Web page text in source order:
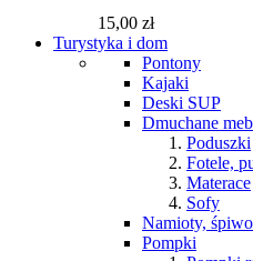
15,00 zł
Turystyka i dom
Pontony
Kajaki
Deski SUP
Dmuchane
Poduszki
Fotele,
Materace
Sofy
Namioty,
Pompki